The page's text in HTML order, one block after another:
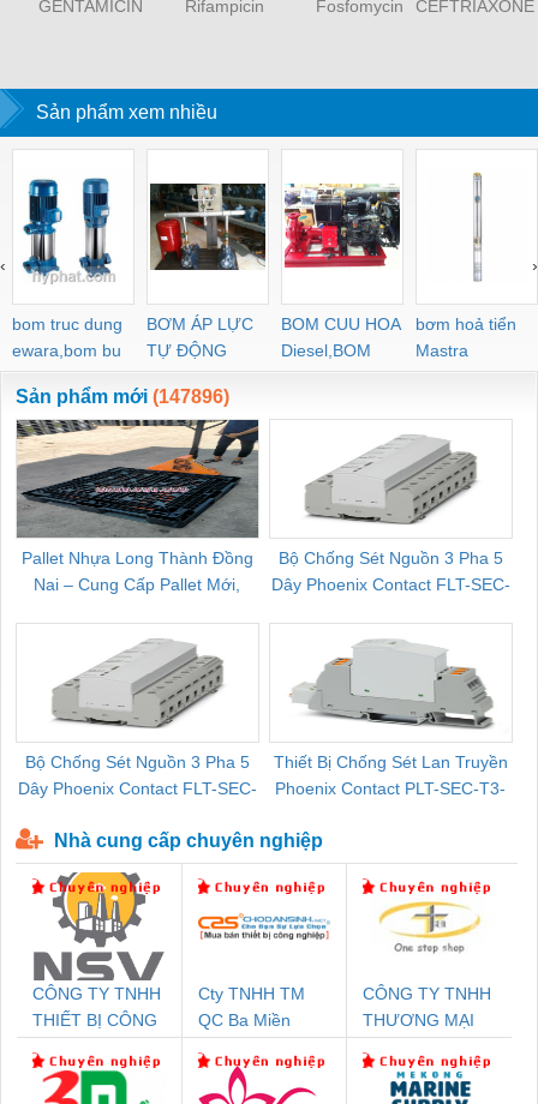
GENTAMICIN Rifampicin Fosfomycin CEFTRIAXONE
Sản phẩm xem nhiều
bom truc dung
ewara,bom bu
ewara
BƠM ÁP LỰC
TỰ ĐỘNG
BOM CUU HOA
Diesel,BOM
CHUA CHAY
bơm hoả tiển
Mastra
‹ ›
Sản phẩm mới (147896)
Pallet Nhựa Long Thành Đồng
Nai – Cung Cấp Pallet Mới,
Bộ Chống Sét Nguồn 3 Pha 5
Dây Phoenix Contact FLT-SEC-
Bộ Chống Sét Nguồn 3 Pha 5
Dây Phoenix Contact FLT-SEC-
Thiết Bị Chống Sét Lan Truyền
Phoenix Contact PLT-SEC-T3-
Nhà cung cấp chuyên nghiệp
CÔNG TY TNHH
THIẾT BỊ CÔNG
SETSUBI VIỆT
NAM
Cty TNHH TM
QC Ba Miền
CÔNG TY TNHH
THƯƠNG MẠI
NAM